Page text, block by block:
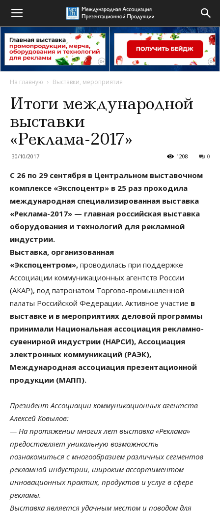
На главную Выставки, мероприятия
Итоги международной
выставки
«Реклама-2017»
30/10/2017 0
1208
С 26 по 29 сентября в Центральном выставочном
комплексе «Экспоцентр» в 25 раз проходила
международная специализированная выставка
«Реклама-2017» — главная российская выставка
оборудования и технологий для рекламной
индустрии.
Выставка, организованная
«Экспоцентром», проводилась при поддержке
Ассоциации коммуникационных агентств России
(АКАР), под патронатом Торгово-промышленной
палаты Российской Федерации. Активное участие в
выставке и в мероприятиях деловой программы
принимали Национальная ассоциация рекламно-
сувенирной индустрии (НАРСИ), Ассоциация
электронных коммуникаций (РАЭК),
Международная ассоциация презентационной
продукции (МАПП).
Президент Ассоциации коммуникационных агентств
Алексей Ковылов:
— На протяжении многих лет выставка «Реклама»
предоставляет уникальную возможность
познакомиться с многообразием различных сегментов
рекламной индустрии, широким ассортиментом
инновационных практик, продуктов и услуг в сфере
рекламы.
Выставка является удачным местом и поводом для